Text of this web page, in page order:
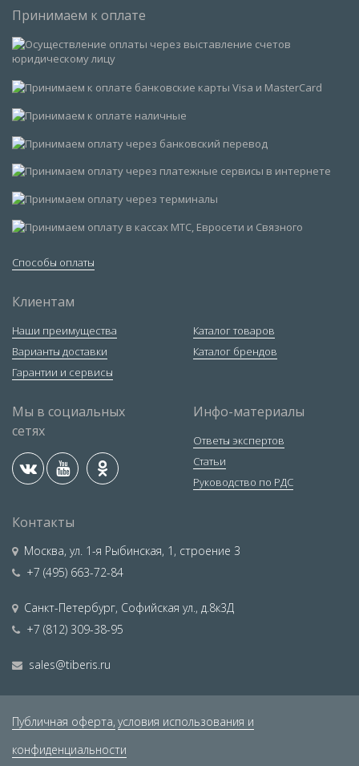
Принимаем к оплате
Способы оплаты
Клиентам
Наши преимущества
Варианты доставки
Гарантии и сервисы
Каталог товаров
Каталог брендов
Мы в социальных
сетях
Инфо-материалы
Ответы экспертов
Статьи
Руководство по РДС
Контакты
Москва, ул. 1-я Рыбинская, 1, строение 3
+7 (495) 663-72-84
Санкт-Петербург, Софийская ул., д.8к3Д
+7 (812) 309-38-95
sales@tiberis.ru
Публичная оферта, условия использования и
конфиденциальности